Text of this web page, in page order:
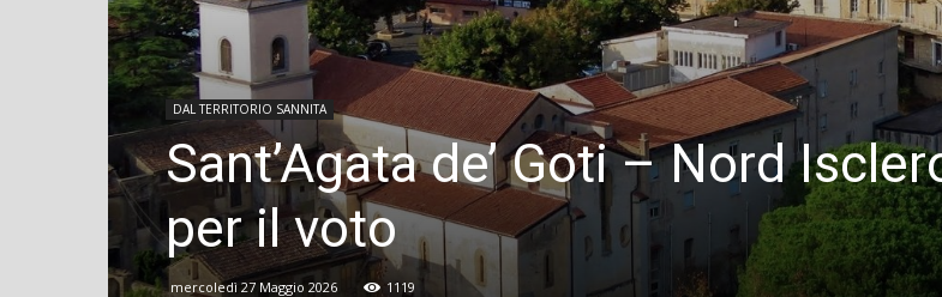
DAL TERRITORIO SANNITA
Sant’Agata de’ Goti – Nord
per il voto
mercoledì 27 Maggio 2026 1119